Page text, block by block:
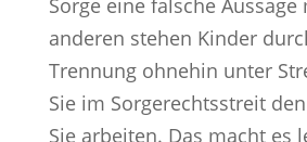
anderen stehen Kinder
Trennung ohnehin unter
Sie im Sorgerechtsstreit
Sie arbeiten. Das macht es